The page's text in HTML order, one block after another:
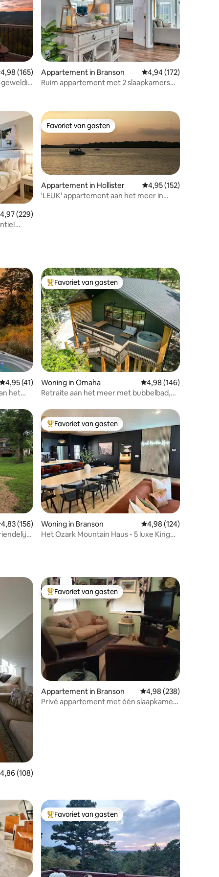
beoordeling van 4,98 uit 5, 165 recensies
4,98 (165)
Appartement in Branson Gemiddelde
4,94 (172)
Ruim appartement met 2 slaapkamers
beoordeling van 4,97 uit 5, 229 recensies
4,97 (229)
Favoriet van gasten
Favoriet van gasten
Appartement in Hollister Gemiddelde
4,95 (152)
'LEUK' appartement aan het meer in
Gemiddelde beoordeling van 4,95 uit 5, 41 recensies
4,95 (41)
het
Topfavoriet van gasten
Favoriet van gasten
Woning in Omaha Gemiddelde
4,98 (146)
Retraite aan het meer met bubbelbad,
beoordeling van 4,83 uit 5, 156 recensies
4,83 (156)
Topfavoriet van gasten
Favoriet van gasten
Woning in Branson Gemiddelde
4,98 (124)
Het Ozark Mountain Haus - 5 luxe King
beoordeling van 4,86 uit 5, 108 recensies
4,86 (108)
Topfavoriet van gasten
Favoriet van gasten
Appartement in Branson Gemiddelde
4,98 (238)
Privé appartement met één slaapkamer
Topfavoriet van gasten
Favoriet van gasten